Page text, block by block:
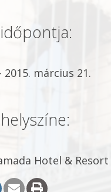
2015. március 21.
Hotel &